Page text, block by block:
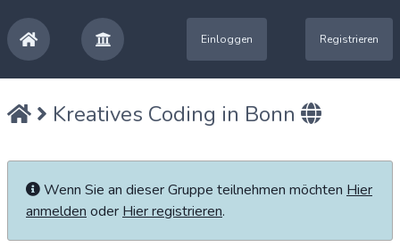
Einloggen Registrieren
Kreatives Coding in Bonn
Wenn Sie an dieser Gruppe teilnehmen möchten Hier
anmelden oder Hier registrieren.